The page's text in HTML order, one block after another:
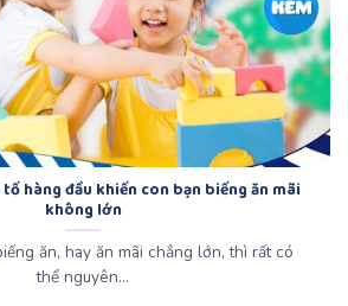
tố hàng đầu khiến con bạn biếng ăn mãi
không lớn
ăn, hay ăn mãi chẳng lớn, thì rất có
thể nguyên...